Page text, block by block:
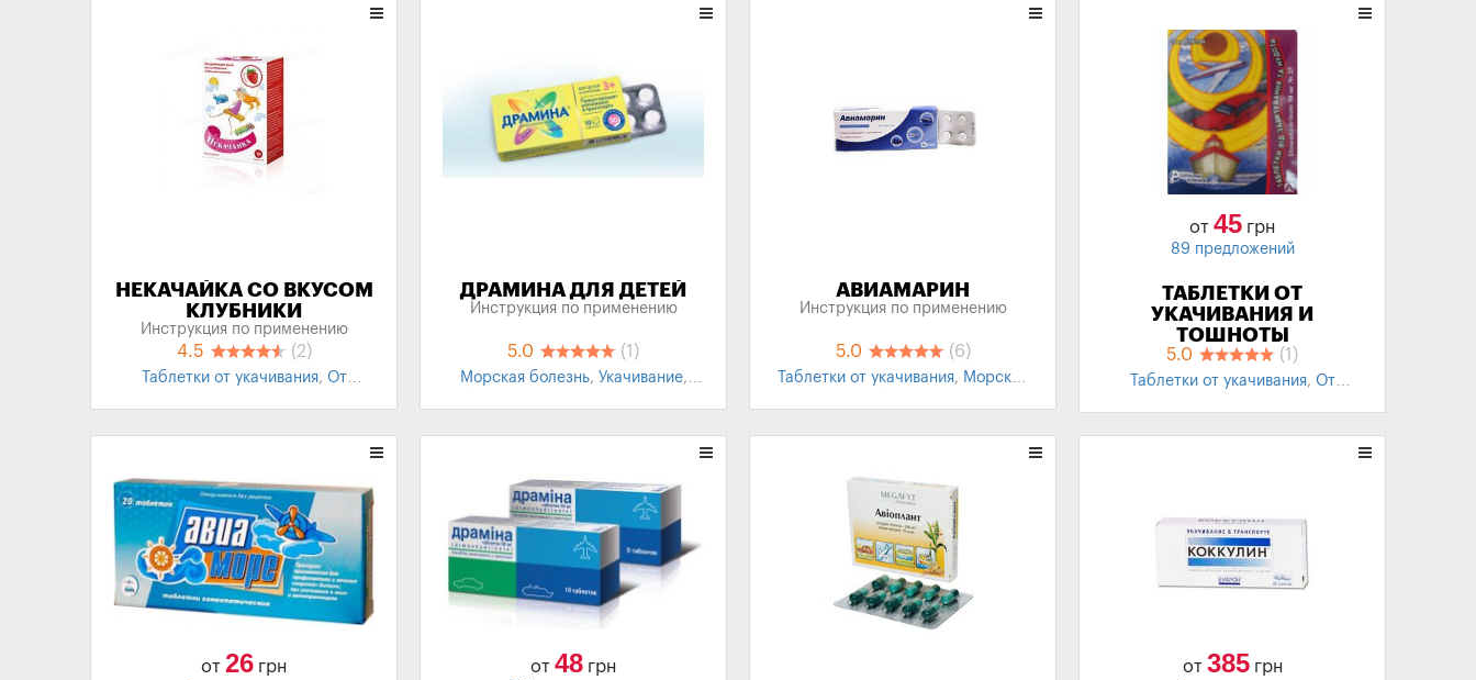
НЕКАЧАЙКА СО ВКУСОМ
КЛУБНИКИ
Инструкция по применению
4.5 (2)
Таблетки от укачивания, От
ДРАМИНА ДЛЯ ДЕТЕЙ
Инструкция по применению
5.0 (1)
Морская болезнь, Укачивание,
Рвота,Противорвотное
АВИАМАРИН
Инструкция по применению
5.0 (6)
Таблетки от укачивания, Морская
от 45 грн
89 предложений
ТАБЛЕТКИ ОТ
УКАЧИВАНИЯ И
ТОШНОТЫ
Инструкция по применению
5.0 (1)
Таблетки от укачивания, От
болезнь,Противорвотные
от 26 грн от 48 грн от 385грн